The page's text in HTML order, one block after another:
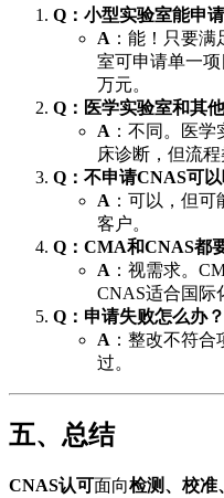
Q：小型实验室能申
A ：能！只要
室可申请单一
万元。
Q：医学实验室和其
A ：不同。医
床诊断，但流程
Q：不申请CNAS可以
A ：可以，但
客户。
Q：CMA和CNAS都
A ：视需求。
CNAS适合国际
Q：申请失败怎么办？
A ：整改不符
过。
五、总结
CNAS认可面向检测、校准